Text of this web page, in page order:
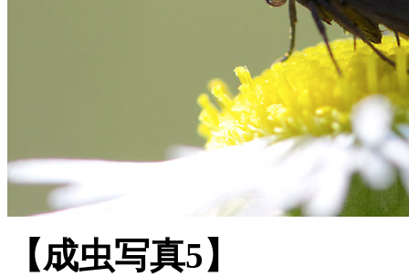
【成虫写真5】